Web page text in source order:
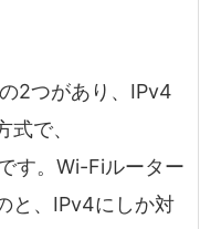
2つがあり、IPv4
で、
す。Wi-Fiルーター
と、IPv4にしか対